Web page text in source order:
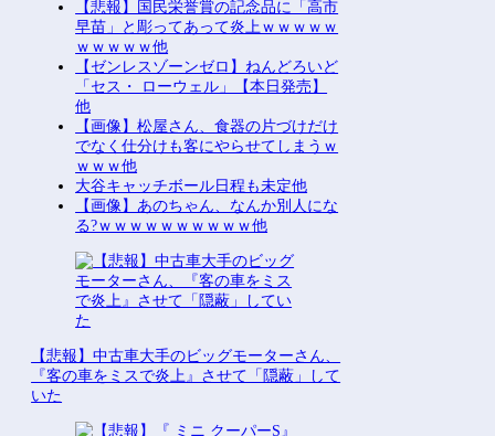
【悲報】国民栄誉賞の記念品に「高市
早苗」と彫ってあって炎上ｗｗｗｗｗ
ｗｗｗｗｗ他
【ゼンレスゾーンゼロ】ねんどろいど
「セス・ ローウェル」【本日発売】
他
【画像】松屋さん、食器の片づけだけ
でなく仕分けも客にやらせてしまうｗ
ｗｗｗ他
大谷キャッチボール日程も未定他
【画像】あのちゃん、なんか別人にな
る?ｗｗｗｗｗｗｗｗｗｗ他
【悲報】中古車大手のビッグモーターさん、
『客の車をミスで炎上』させて「隠蔽」して
いた